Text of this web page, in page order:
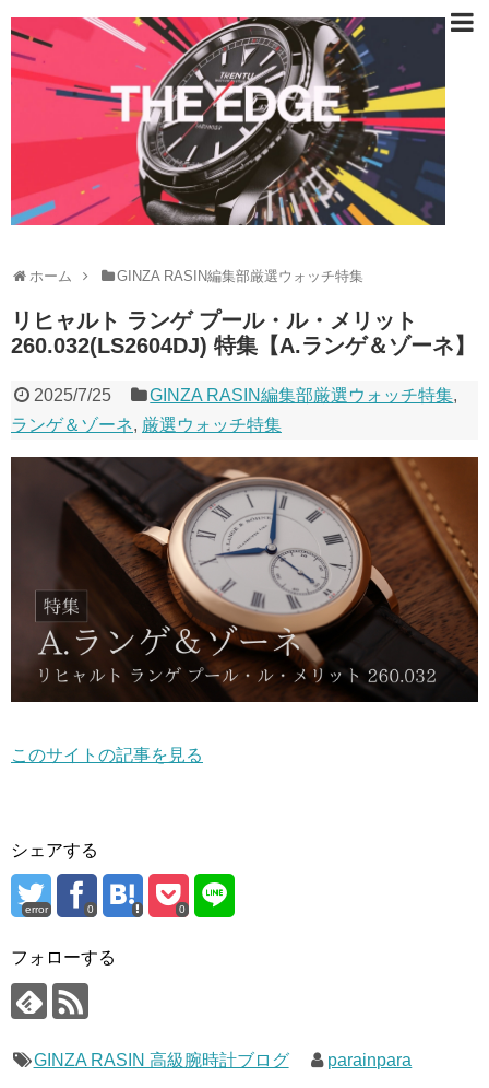
ホーム GINZA RASIN編集部厳選ウォッチ特集
リヒャルト ランゲ プール・ル・メリット
260.032(LS2604DJ) 特集【A.ランゲ＆ゾーネ】
2025/7/25 GINZA RASIN編集部厳選ウォッチ特集,
ランゲ＆ゾーネ, 厳選ウォッチ特集
このサイトの記事を見る
シェアする
error 0 0
フォローする
GINZA RASIN 高級腕時計ブログ parainpara